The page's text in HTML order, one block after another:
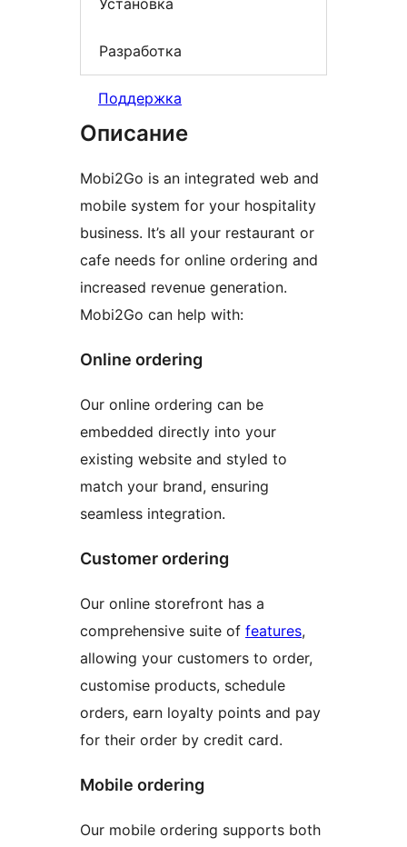
Установка
Разработка
Поддержка
Описание
Mobi2Go is an integrated web and
mobile system for your hospitality
business. It’s all your restaurant or
cafe needs for online ordering and
increased revenue generation.
Mobi2Go can help with:
Online ordering
Our online ordering can be
embedded directly into your
existing website and styled to
match your brand, ensuring
seamless integration.
Customer ordering
Our online storefront has a
comprehensive suite of features,
allowing your customers to order,
customise products, schedule
orders, earn loyalty points and pay
for their order by credit card.
Mobile ordering
Our mobile ordering supports both